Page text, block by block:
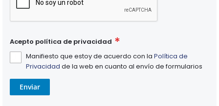
Acepto política de privacidad
Manifiesto que estoy de acuerdo con la Política de
Privacidad de la web en cuanto al envío de formularios
Enviar